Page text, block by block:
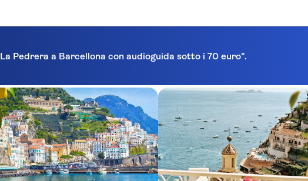
Pedrera a Barcellona con audioguida sotto i 70 euro".